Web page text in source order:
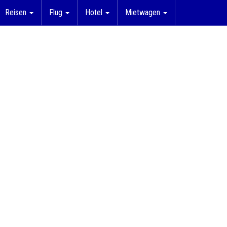
Reisen Flug Hotel Mietwagen